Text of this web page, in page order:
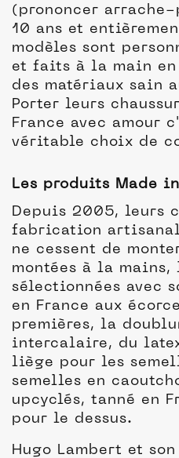
(prononcer
10 ans et
modèles sont
et faits à la main en
des matériaux sain
Porter leurs
France avec amour
véritable choix de
Les produits Made
Depuis 2005, leurs
fabrication
ne cessent de
montées à la mains,
sélectionnées avec
en France aux
premières, la
intercalaire, du
liège pour les
semelles en
upcyclés, tanné en
pour le dessus.
Hugo Lambert et